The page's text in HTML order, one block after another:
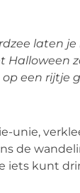
laten
een rijtje
unie,
de
iets kunt